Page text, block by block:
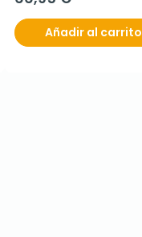
Añadir al carrito